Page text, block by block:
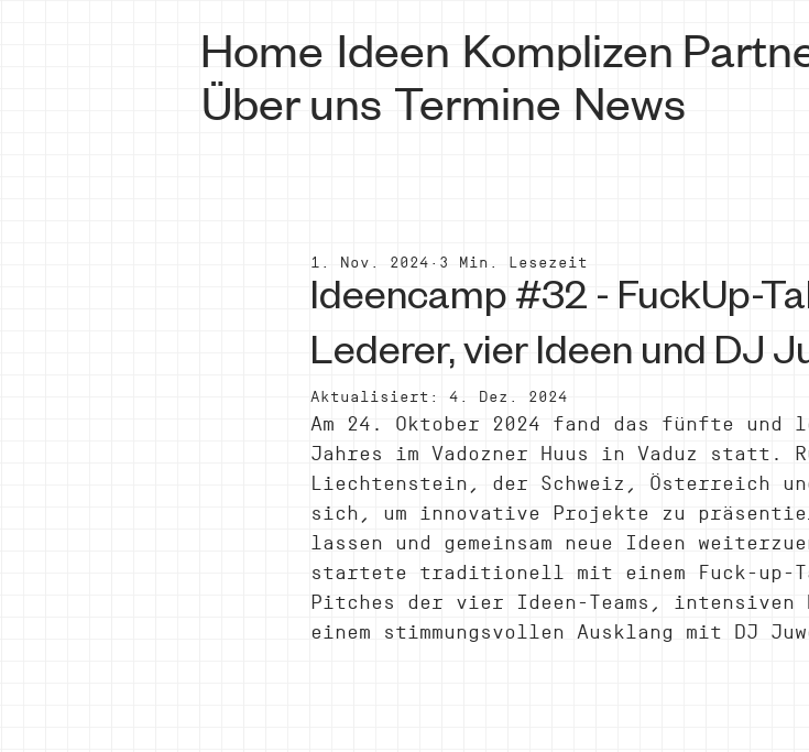
Home Ideen Komplizen
Über uns Termine News
Ideencamp #32 - FuckUp-
Lederer, vier Ideen und DJ
1. Nov. 2024 3 Min. Lesezeit
Aktualisiert: 4. Dez. 2024
Am 24. Oktober 2024 fand das fünfte und
Jahres im Vadozner Huus in Vaduz statt.
Liechtenstein, der Schweiz, Österreich
sich, um innovative Projekte zu
lassen und gemeinsam neue Ideen
startete traditionell mit einem Fuck-up-
Pitches der vier Ideen-Teams, intensiven
einem stimmungsvollen Ausklang mit DJ